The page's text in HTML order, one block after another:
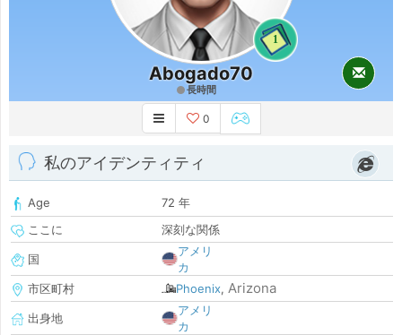
1
Abogado70
長時間
0
私のアイデンティティ
Age
72 年
ここに
深刻な関係
国
アメリ
カ
市区町村
Phoenix, Arizona
出身地
アメリ
カ